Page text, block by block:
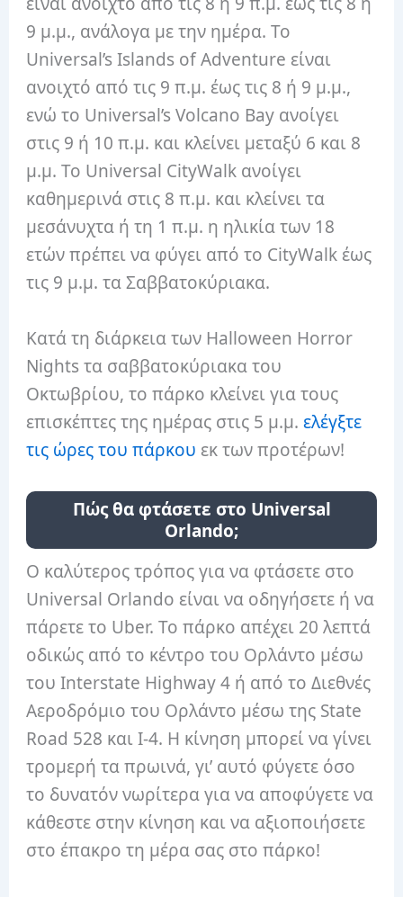
9 μ.μ., ανάλογα με την ημέρα. Το
Universal’s Islands of Adventure είναι
ανοιχτό από τις 9 π.μ. έως τις 8 ή 9 μ.μ.,
ενώ το Universal’s Volcano Bay ανοίγει
στις 9 ή 10 π.μ. και κλείνει μεταξύ 6 και 8
μ.μ. Το Universal CityWalk ανοίγει
καθημερινά στις 8 π.μ. και κλείνει τα
μεσάνυχτα ή τη 1 π.μ. η ηλικία των 18
ετών πρέπει να φύγει από το CityWalk έως
τις 9 μ.μ. τα Σαββατοκύριακα.
Κατά τη διάρκεια των Halloween Horror
Nights τα σαββατοκύριακα του
Οκτωβρίου, το πάρκο κλείνει για τους
επισκέπτες της ημέρας στις 5 μ.μ.ελέγξτε
τις ώρες του πάρκου εκ των προτέρων!
Πώς θα φτάσετε στο Universal
Orlando;
Ο καλύτερος τρόπος για να φτάσετε στο
Universal Orlando είναι να οδηγήσετε ή να
πάρετε το Uber. Το πάρκο απέχει 20 λεπτά
οδικώς από το κέντρο του Ορλάντο μέσω
του Interstate Highway 4 ή από το Διεθνές
Αεροδρόμιο του Ορλάντο μέσω της State
Road 528 και I-4. Η κίνηση μπορεί να γίνει
τρομερή τα πρωινά, γι’ αυτό φύγετε όσο
το δυνατόν νωρίτερα για να αποφύγετε να
κάθεστε στην κίνηση και να αξιοποιήσετε
στο έπακρο τη μέρα σας στο πάρκο!